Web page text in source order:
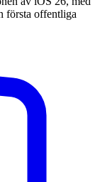
första offentliga